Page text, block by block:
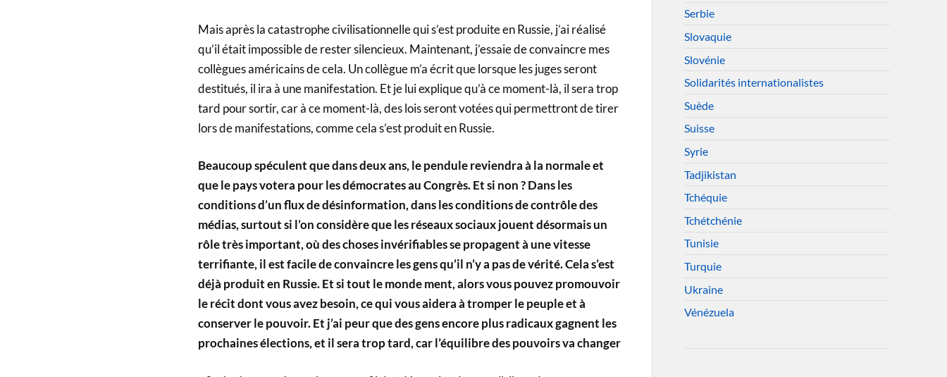
Mais après la catastrophe civilisationnelle qui s’est produite en Russie, j’ai réalisé
qu’il était impossible de rester silencieux. Maintenant, j’essaie de convaincre mes
collègues américains de cela. Un collègue m’a écrit que lorsque les juges seront
destitués, il ira à une manifestation. Et je lui explique qu’à ce moment-là, il sera trop
tard pour sortir, car à ce moment-là, des lois seront votées qui permettront de tirer
lors de manifestations, comme cela s’est produit en Russie.
Beaucoup spéculent que dans deux ans, le pendule reviendra à la normale et
que le pays votera pour les démocrates au Congrès. Et si non ? Dans les
conditions d’un flux de désinformation, dans les conditions de contrôle des
médias, surtout si l’on considère que les réseaux sociaux jouent désormais un
rôle très important, où des choses invérifiables se propagent à une vitesse
terrifiante, il est facile de convaincre les gens qu’il n’y a pas de vérité. Cela s’est
déjà produit en Russie. Et si tout le monde ment, alors vous pouvez promouvoir
le récit dont vous avez besoin, ce qui vous aidera à tromper le peuple et à
conserver le pouvoir. Et j’ai peur que des gens encore plus radicaux gagnent les
prochaines élections, et il sera trop tard, car l’équilibre des pouvoirs va changer
Serbie
Slovaquie
Slovénie
Solidarités internationalistes
Suède
Suisse
Syrie
Tadjikistan
Tchéquie
Tchétchénie
Tunisie
Turquie
Ukraine
Vénézuela